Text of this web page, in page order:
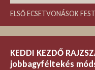
ELSŐ ECSETVONÁSOK
KEDDI KEZDŐ
jobbagyféltekés